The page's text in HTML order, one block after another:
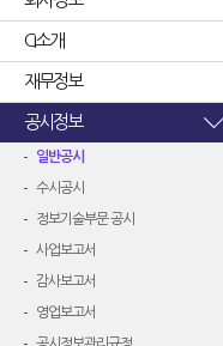
CI소개
재무정보
공시정보
일반공시
수시공시
정보기술부문 공시
사업보고서
감사보고서
영업보고서